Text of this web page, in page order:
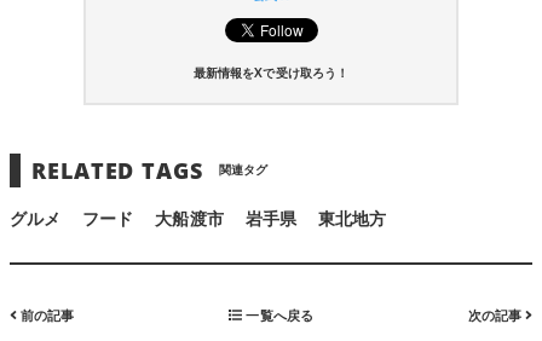
最新情報をXで受け取ろう！
RELATED TAGS 関連タグ
グルメ フード 大船渡市 岩手県 東北地方
前の記事 一覧へ戻る 次の記事